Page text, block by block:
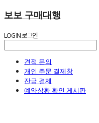
보보 구매대행
LOG IN로그인
견적 문의
개인 주문 결제창
잔금 결제
예약상황 확인 게시판